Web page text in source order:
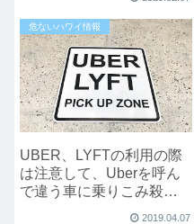
危ないハワイ情報
UBER、LYFTの利用の際
は注意して、Uberを呼ん
で違う車に乗りこみ殺害
されるという事件が発生
2019.04.07